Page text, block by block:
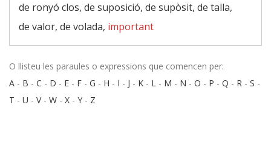
de ronyó clos, de suposició, de supòsit, de talla,
de valor, de volada, important
O llisteu les paraules o expressions que comencen per:
A - B - C - D - E - F - G - H - I - J - K - L - M - N - O - P - Q - R - S -
T - U - V- W - X - Y - Z